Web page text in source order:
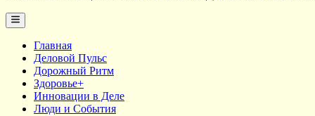
Main
Menu
Главная
Деловой Пульс
Дорожный Ритм
Здоровье+
Инновации в Деле
Люди и События